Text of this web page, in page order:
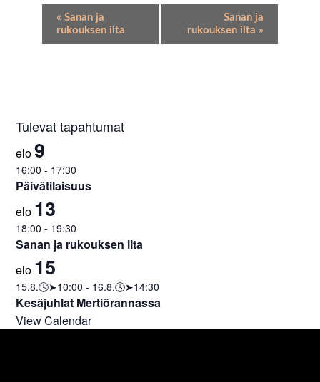
Event
Navigation
« Sanan ja
rukouksen ilta
Sanan ja
rukouksen ilta »
Tulevat tapahtumat
elo9
16:00 - 17:30
Päivätilaisuus
elo 13
18:00 - 19:30
Sanan ja rukouksen ilta
elo 15
15.8.🕓➤10:00 - 16.8.🕓➤14:30
Kesäjuhlat Mertiörannassa
View Calendar